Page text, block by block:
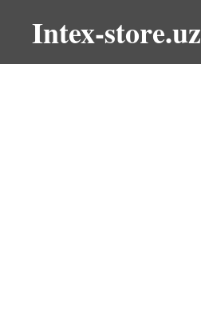
Intex-store.uz